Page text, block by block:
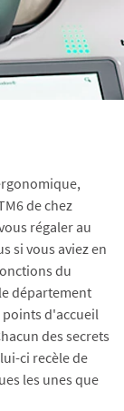
de chez
régaler au
si vous aviez en
du
département
points d'accueil
des secrets
ci recèle de
les unes que